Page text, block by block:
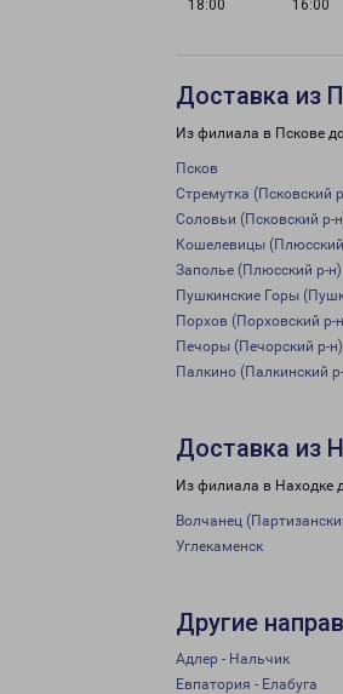
18:00
16:00
Доставка из
Из филиала в Пскове
Псков
Стремутка (Псковский
Соловьи (Псковский р-
Кошелевицы
Заполье (Плюсский р-н)
Пушкинские Горы
Порхов (Порховский р-
Печоры (Печорский р-н)
Палкино (Палкинский
Доставка из
Из филиала в Находке
Волчанец
Углекаменск
Другие
Адлер - Нальчик
Евпатория - Елабуга